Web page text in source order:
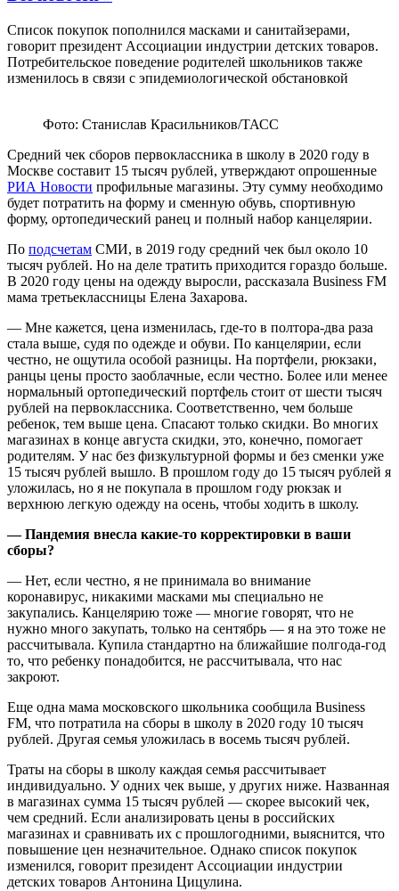
Список покупок пополнился масками и санитайзерами,
говорит президент Ассоциации индустрии детских товаров.
Потребительское поведение родителей школьников также
изменилось в связи с эпидемиологической обстановкой
Фото: Станислав Красильников/ТАСС
Средний чек сборов первоклассника в школу в 2020 году в
Москве составит 15 тысяч рублей, утверждают опрошенные
РИА Новости профильные магазины. Эту сумму необходимо
будет потратить на форму и сменную обувь, спортивную
форму, ортопедический ранец и полный набор канцелярии.
По подсчетам СМИ, в 2019 году средний чек был около 10
тысяч рублей. Но на деле тратить приходится гораздо больше.
В 2020 году цены на одежду выросли, рассказала Business FM
мама третьеклассницы Елена Захарова.
— Мне кажется, цена изменилась, где-то в полтора-два раза
стала выше, судя по одежде и обуви. По канцелярии, если
честно, не ощутила особой разницы. На портфели, рюкзаки,
ранцы цены просто заоблачные, если честно. Более или менее
нормальный ортопедический портфель стоит от шести тысяч
рублей на первоклассника. Соответственно, чем больше
ребенок, тем выше цена. Спасают только скидки. Во многих
магазинах в конце августа скидки, это, конечно, помогает
родителям. У нас без физкультурной формы и без сменки уже
15 тысяч рублей вышло. В прошлом году до 15 тысяч рублей я
уложилась, но я не покупала в прошлом году рюкзак и
верхнюю легкую одежду на осень, чтобы ходить в школу.
— Пандемия внесла какие-то корректировки в ваши
сборы?
— Нет, если честно, я не принимала во внимание
коронавирус, никакими масками мы специально не
закупались. Канцелярию тоже — многие говорят, что не
нужно много закупать, только на сентябрь — я на это тоже не
рассчитывала. Купила стандартно на ближайшие полгода-год
то, что ребенку понадобится, не рассчитывала, что нас
закроют.
Еще одна мама московского школьника сообщила Business
FM, что потратила на сборы в школу в 2020 году 10 тысяч
рублей. Другая семья уложилась в восемь тысяч рублей.
Траты на сборы в школу каждая семья рассчитывает
индивидуально. У одних чек выше, у других ниже. Названная
в магазинах сумма 15 тысяч рублей — скорее высокий чек,
чем средний. Если анализировать цены в российских
магазинах и сравнивать их с прошлогодними, выяснится, что
повышение цен незначительное. Однако список покупок
изменился, говорит президент Ассоциации индустрии
детских товаров Антонина Цицулина.